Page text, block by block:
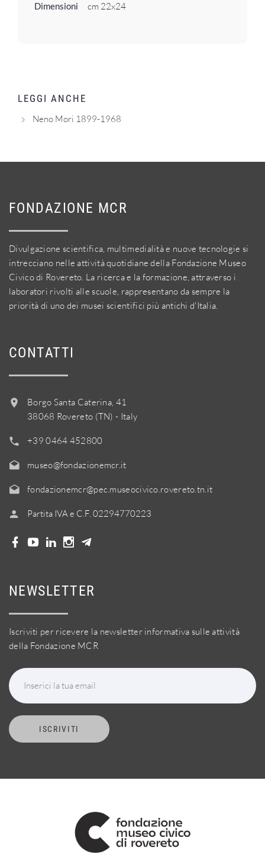
Dimensioni cm 22x24
LEGGI ANCHE
Neno Mori 1899-1968
FONDAZIONE MCR
Divulgazione scientifica, multimedialità e nuove tecnologie si
intrecciano nelle attività quotidiane della Fondazione Museo
Civico di Rovereto. La ricerca e la formazione, attraverso i
laboratori rivolti alle scuole, rappresentano da sempre la
priorità di uno dei musei scientifici più antichi d'Italia.
CONTATTI
Borgo Santa Caterina, 41
38068 Rovereto (TN) - Italy
+39 0464 452800
museo@fondazionemcr.it
fondazionemcr@pec.museocivico.rovereto.tn.it
Partita IVA e C.F. 02294770223
NEWSLETTER
Iscriviti per ricevere la newsletter informativa sulle attività
della Fondazione MCR
Inserici la tua email
ISCRIVITI